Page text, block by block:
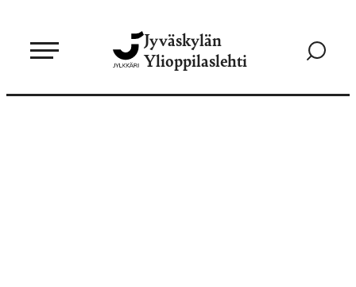
sisältöön
Jyväskylän
Ylioppilaslehti
Siirry